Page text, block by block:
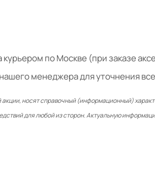
по Москве (при заказе
менеджера для уточнения
носят справочный (информационный)
для любой из сторон. Актуальную